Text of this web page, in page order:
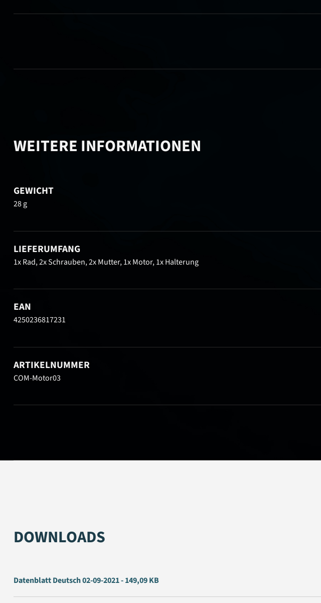
WEITERE INFORMATIONEN
GEWICHT
28 g
LIEFERUMFANG
1x Rad, 2x Schrauben, 2x Mutter, 1x Motor, 1x Halterung
EAN
4250236817231
ARTIKELNUMMER
COM-Motor03
DOWNLOADS
Datenblatt Deutsch 02-09-2021 - 149,09 KB